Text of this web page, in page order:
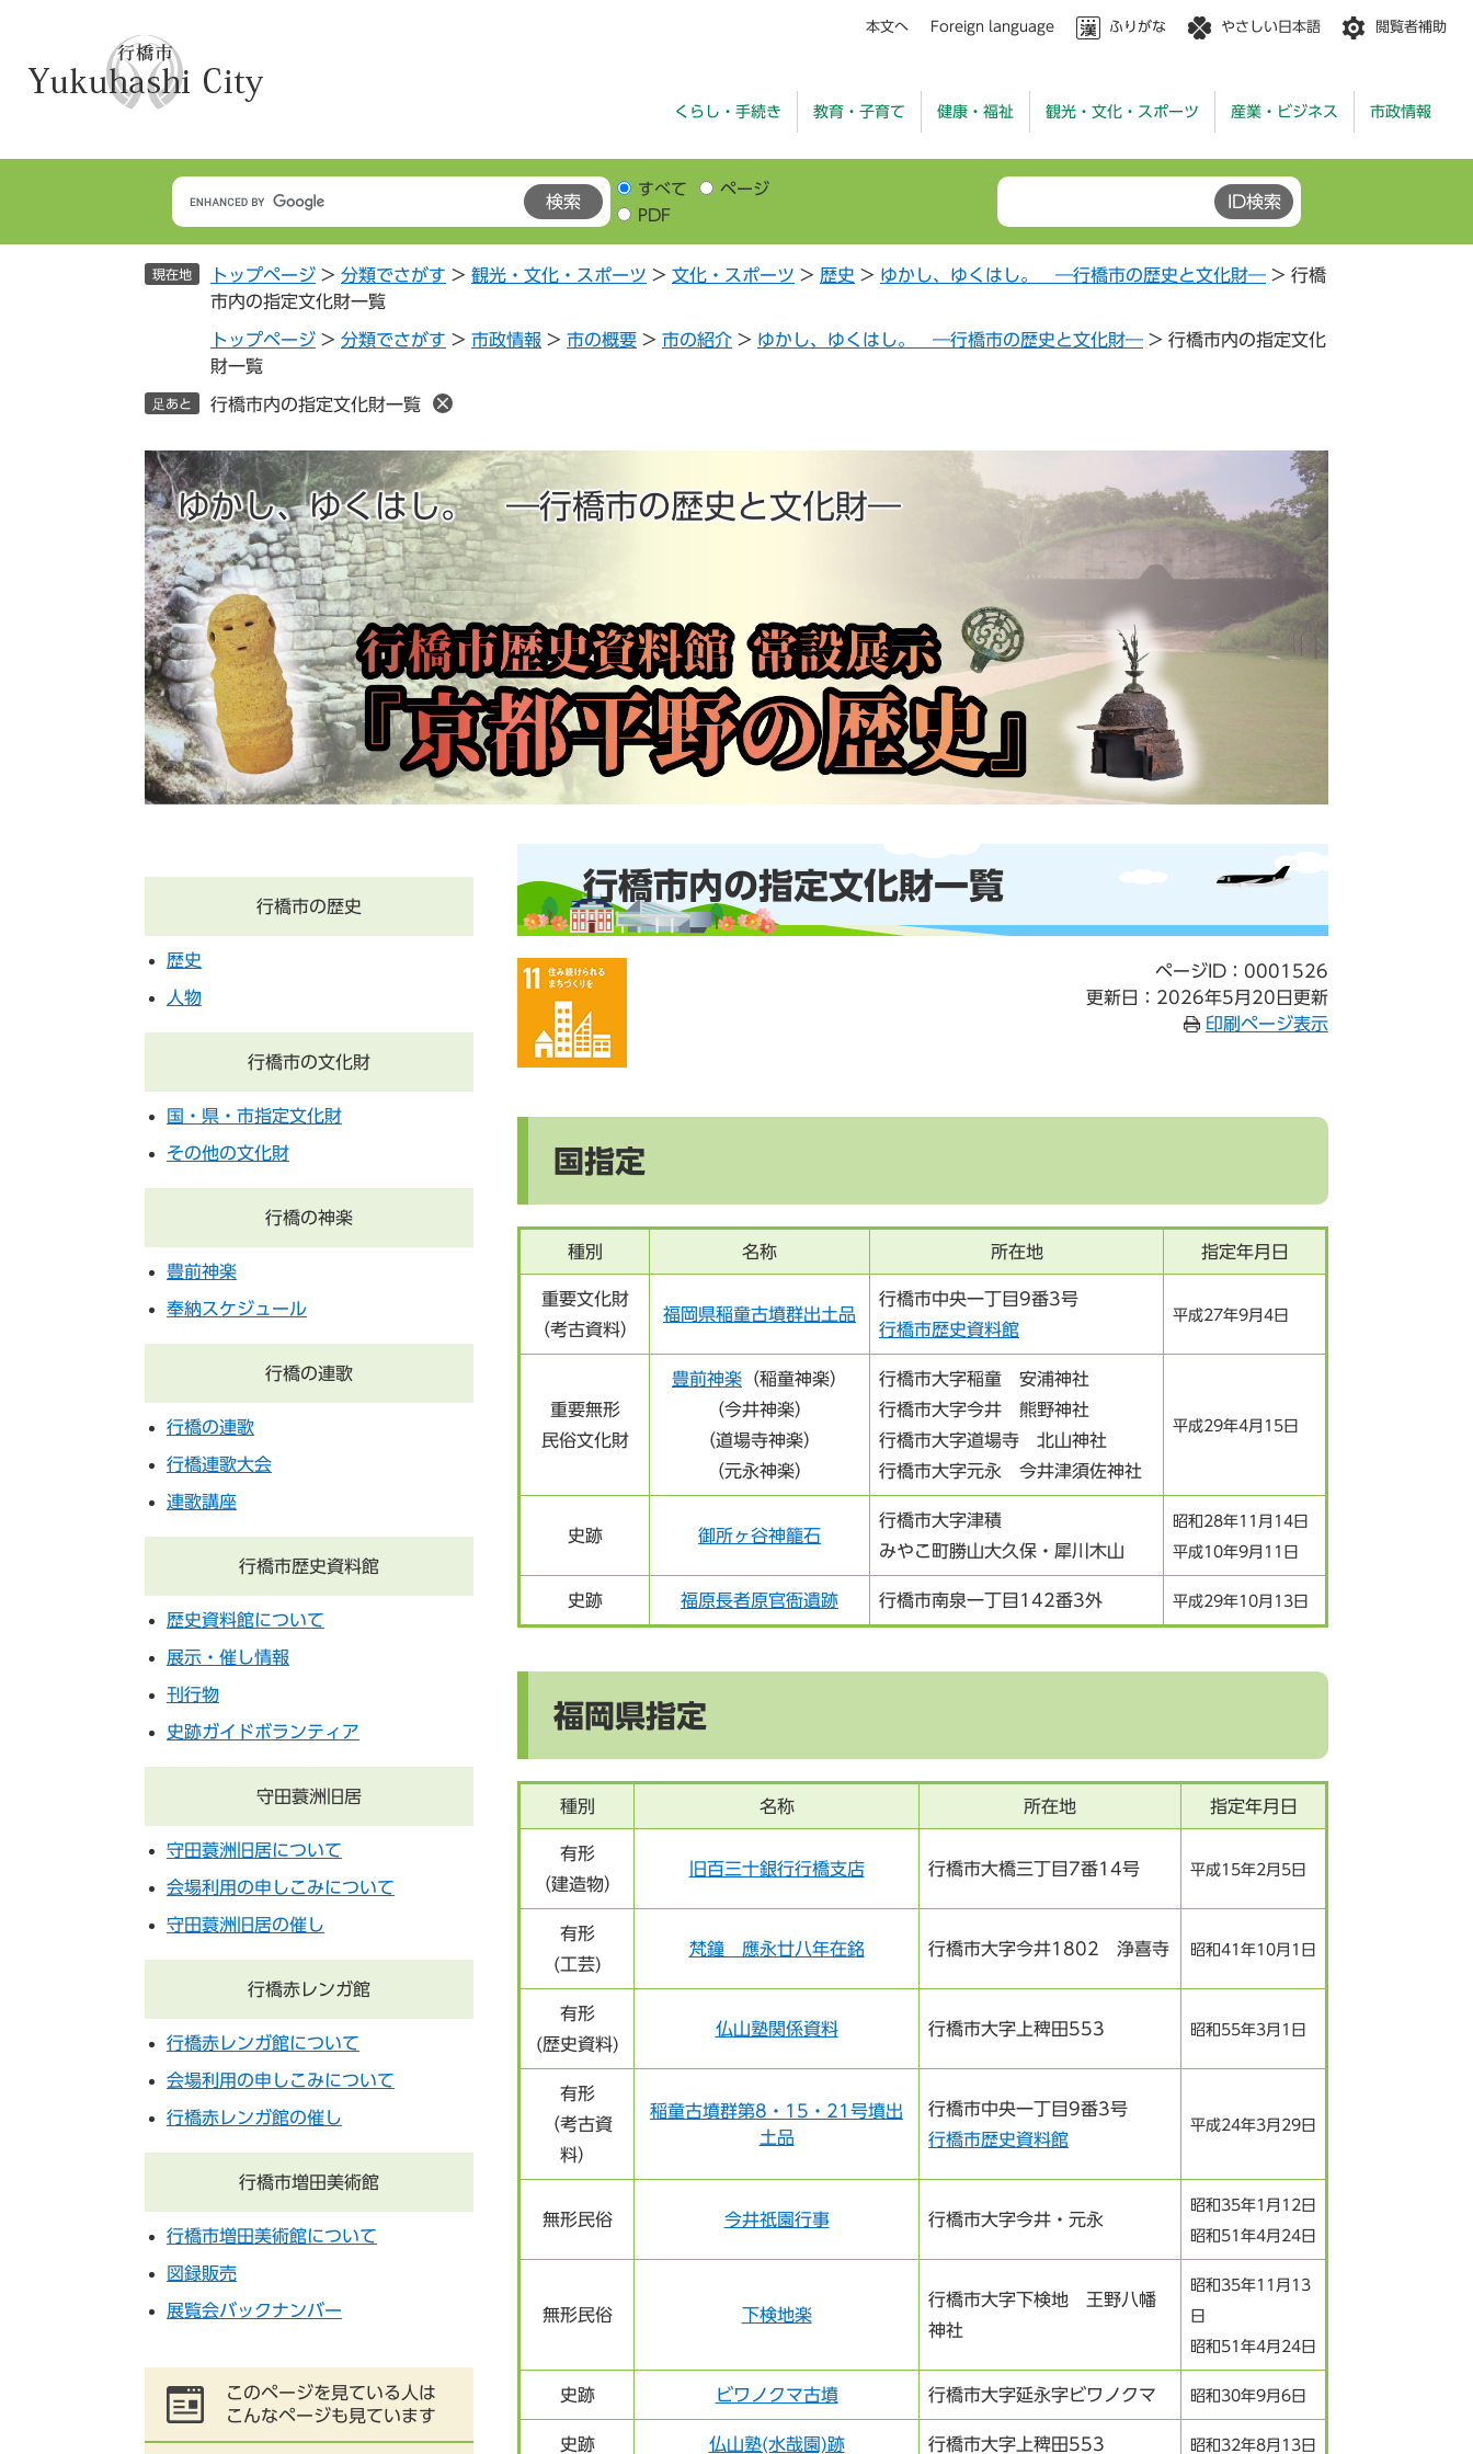
本
本文へ Foreign language ふりがな やさしい日本語 閲覧者補助
くらし・手続き 教育・子育て 健康・福祉 観光・文化・スポーツ 産業・ビジネス 市政情報
すべて
ページ
PDF
現在地 トップページ > 分類でさがす > 観光・文化・スポーツ > 文化・スポーツ > 歴史 > ゆかし、ゆくはし。 ―行橋市の歴史と文化財― > 行橋
市内の指定文化財一覧
トップページ > 分類でさがす > 市政情報 > 市の概要 > 市の紹介 > ゆかし、ゆくはし。 ―行橋市の歴史と文化財― > 行橋市内の指定文化
財一覧
足あと 行橋市内の指定文化財一覧
ゆかし、ゆくはし。 ―行橋市の歴史と文化財―
文
行橋市内の指定文化財一覧
ページID：0001526
更新日：2026年5月20日更新
印刷ページ表示
国指定
種別 名称 所在地 指定年月日
重要文化財
（考古資料）
福岡県稲童古墳群出土品
行橋市中央一丁目9番3号
行橋市歴史資料館
平成27年9月4日
重要無形
民俗文化財
豊前神楽 （稲童神楽）
（今井神楽）
（道場寺神楽）
（元永神楽）
行橋市大字稲童 安浦神社
行橋市大字今井 熊野神社
行橋市大字道場寺 北山神社
行橋市大字元永 今井津須佐神社
平成29年4月15日
史跡 御所ヶ谷神籠石
行橋市大字津積
みやこ町勝山大久保・犀川木山
昭和28年11月14日
平成10年9月11日
史跡 福原長者原官衙遺跡 行橋市南泉一丁目142番3外 平成29年10月13日
福岡県指定
種別 名称 所在地 指定年月日
有形
（建造物）
旧百三十銀行行橋支店 行橋市大橋三丁目7番14号 平成15年2月5日
有形
(工芸)
梵鐘 應永廿八年在銘 行橋市大字今井1802 浄喜寺 昭和41年10月1日
有形
(歴史資料)
仏山塾関係資料 行橋市大字上稗田553 昭和55年3月1日
有形
（考古資
料）
稲童古墳群第8・15・21号墳出
土品
行橋市中央一丁目9番3号
行橋市歴史資料館
平成24年3月29日
無形民俗 今井祇園行事 行橋市大字今井・元永
昭和35年1月12日
昭和51年4月24日
無形民俗 下検地楽
行橋市大字下検地 王野八幡
神社
昭和35年11月13
日
昭和51年4月24日
史跡 ビワノクマ古墳 行橋市大字延永字ビワノクマ 昭和30年9月6日
史跡 仏山塾(水哉園)跡 行橋市大字上稗田553 昭和32年8月13日
行橋市の歴史
歴史
人物
行橋市の文化財
国・県・市指定文化財
その他の文化財
行橋の神楽
豊前神楽
奉納スケジュール
行橋の連歌
行橋の連歌
行橋連歌大会
連歌講座
行橋市歴史資料館
歴史資料館について
展示・催し情報
刊行物
史跡ガイドボランティア
守田蓑洲旧居
守田蓑洲旧居について
会場利用の申しこみについて
守田蓑洲旧居の催し
行橋赤レンガ館
行橋赤レンガ館について
会場利用の申しこみについて
行橋赤レンガ館の催し
行橋市増田美術館
行橋市増田美術館について
図録販売
展覧会バックナンバー
このページを見ている人は
こんなページも見ています